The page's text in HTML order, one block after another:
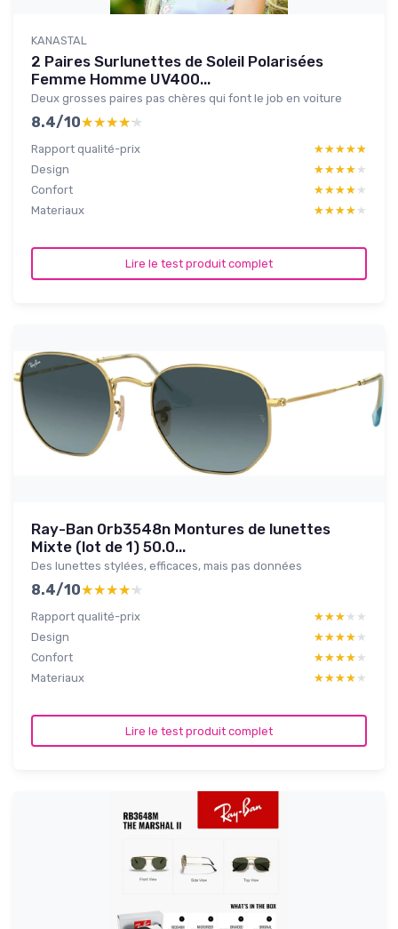
KANASTAL
2 Paires Surlunettes de Soleil Polarisées
Femme Homme UV400...
Deux grosses paires pas chères qui font le job en voiture
8.4/10★★★★★
★★★★★
Rapport qualité-prix ★★★★★
★★★★★
Design
★★★★★
★★★★★
Confort
★★★★★
★★★★★
Materiaux
★★★★★
★★★★★
Lire le test produit complet
Ray-Ban 0rb3548n Montures de lunettes
Mixte (lot de 1) 50.0...
Des lunettes stylées, efficaces, mais pas données
8.4/10★★★★★
★★★★★
Rapport qualité-prix ★★★★★
★★★★★
Design
★★★★★
★★★★★
Confort
★★★★★
★★★★★
Materiaux
★★★★★
★★★★★
Lire le test produit complet